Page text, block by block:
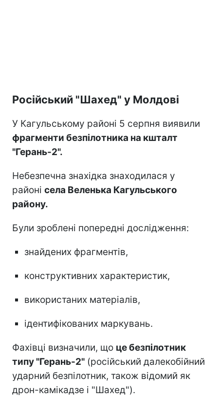
Російський "Шахед" у Молдові
У Кагульському районі 5 серпня виявили
фрагменти безпілотника на кшталт
"Герань-2".
Небезпечна знахідка знаходилася у
районі села Веленька Кагульського
району.
Були зроблені попередні дослідження:
знайдених фрагментів,
конструктивних характеристик,
використаних матеріалів,
ідентифікованих маркувань.
Фахівці визначили, що це безпілотник
типу "Герань-2" (російський далекобійний
ударний безпілотник, також відомий як
дрон-камікадзе і "Шахед").